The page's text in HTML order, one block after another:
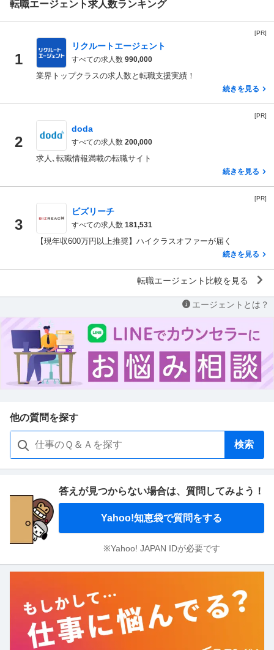
転職エージェント求人数ランキング
[PR]
1
リクルートエージェント
すべての求人数 990,000
業界トップクラスの求人数と転職支援実績！
続きを見る
[PR]
2
doda
すべての求人数 200,000
求人､転職情報満載の転職サイト
続きを見る
[PR]
3
ビズリーチ
すべての求人数 181,531
【現年収600万円以上推奨】ハイクラスオファーが届く
続きを見る
転職エージェント比較を見る
エージェントとは？
他の質問を探す
検索
答えが見つからない場合は、 質問してみよう！
Yahoo!知恵袋で質問をする
※Yahoo! JAPAN IDが必要です